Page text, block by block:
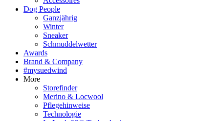
Dog People
Ganzjährig
Winter
Sneaker
Schmuddelwetter
Awards
Brand & Company
#mysuedwind
More
Storefinder
Merino & Locwool
Pflegehinweise
Technologie